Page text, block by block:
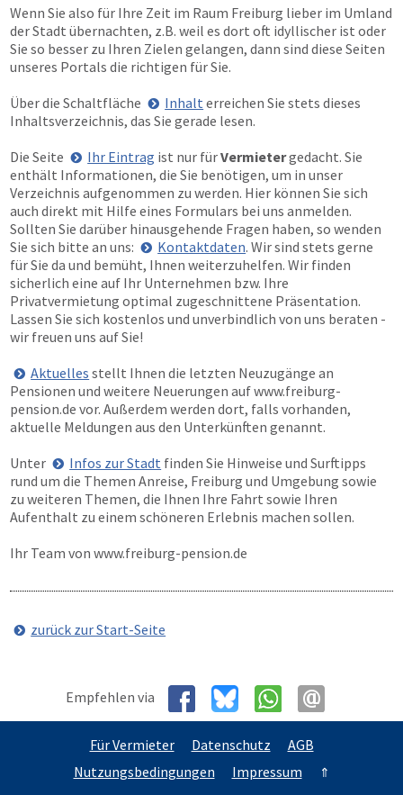
Wenn Sie also für Ihre Zeit im Raum Freiburg lieber im Umland
der Stadt übernachten, z.B. weil es dort oft idyllischer ist oder
Sie so besser zu Ihren Zielen gelangen, dann sind diese Seiten
unseres Portals die richtigen für Sie.
Über die Schaltfläche
Inhalt erreichen Sie stets dieses
Inhaltsverzeichnis, das Sie gerade lesen.
Die Seite
Ihr Eintrag ist nur fürVermietergedacht. Sie
enthält Informationen, die Sie benötigen, um in unser
Verzeichnis aufgenommen zu werden. Hier können Sie sich
auch direkt mit Hilfe eines Formulars bei uns anmelden.
Sollten Sie darüber hinausgehende Fragen haben, so wenden
Sie sich bitte an uns:
Kontaktdaten. Wir sind stets gerne
für Sie da und bemüht, Ihnen weiterzuhelfen. Wir finden
sicherlich eine auf Ihr Unternehmen bzw. Ihre
Privatvermietung optimal zugeschnittene Präsentation.
Lassen Sie sich kostenlos und unverbindlich von uns beraten -
wir freuen uns auf Sie!
Aktuelles stellt Ihnen die letzten Neuzugänge an
Pensionen und weitere Neuerungen aufwww.freiburg-
pension.de vor. Außerdem werden dort, falls vorhanden,
aktuelle Meldungen aus den Unterkünften genannt.
Unter
Infos zur Stadt finden Sie Hinweise und Surftipps
rund um die Themen Anreise, Freiburg und Umgebung sowie
zu weiteren Themen, die Ihnen Ihre Fahrt sowie Ihren
Aufenthalt zu einem schöneren Erlebnis machen sollen.
Ihr Team von www.freiburg-pension.de
zurück zur Start-Seite
Empfehlen via
Für Vermieter Datenschutz
AGB
Nutzungsbedingungen
Impressum ⇑